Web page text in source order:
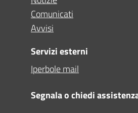
Comunicati
Avvisi
Servizi esterni
Iperbole mail
Segnala o chiedi